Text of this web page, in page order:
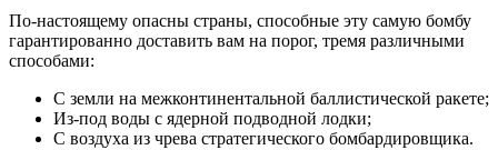
По-настоящему опасны страны, способные эту самую бомбу
гарантированно доставить вам на порог, тремя различными
способами:
С земли на межконтинентальной баллистической ракете;
Из-под воды с ядерной подводной лодки;
С воздуха из чрева стратегического бомбардировщика.